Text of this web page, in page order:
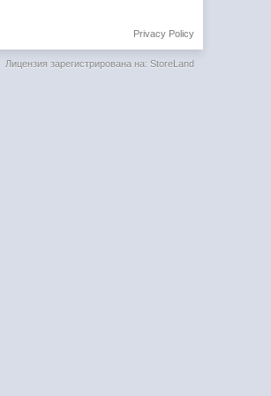
Privacy Policy
Лицензия зарегистрирована на: StoreLand